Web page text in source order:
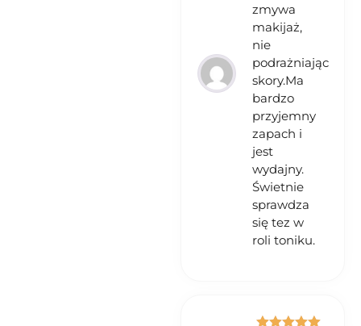
zmywa
makijaż,
nie
podrażniając
skory.Ma
bardzo
przyjemny
zapach i
jest
wydajny.
Świetnie
sprawdza
się tez w
roli toniku.